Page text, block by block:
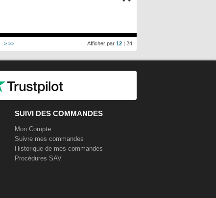
Afficher par 12 | 24
> >>
SUIVI DES COMMANDES
Mon Compte
Suivre mes commandes
Historique de mes commandes
Procédures SAV